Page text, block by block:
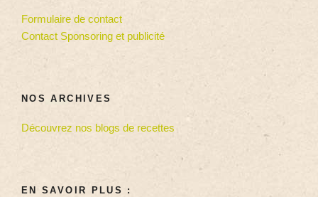
Formulaire de contact
Contact Sponsoring et publicité
NOS ARCHIVES
Découvrez nos blogs de recettes
EN SAVOIR PLUS :